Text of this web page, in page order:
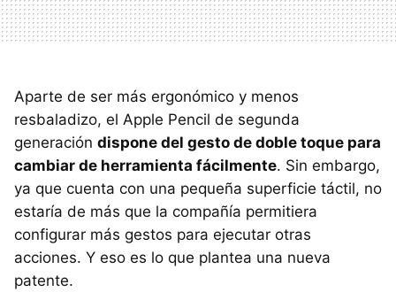
Aparte de ser más ergonómico y menos
resbaladizo, el Apple Pencil de segunda
generación dispone del gesto de doble toque para
cambiar de herramienta fácilmente. Sin embargo,
ya que cuenta con una pequeña superficie táctil, no
estaría de más que la compañía permitiera
configurar más gestos para ejecutar otras
acciones. Y eso es lo que plantea una nueva
patente.